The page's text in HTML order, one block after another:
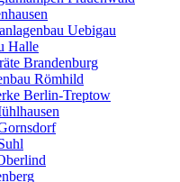
Uebigau
Halle
Brandenburg
Römhild
Berlin-Treptow